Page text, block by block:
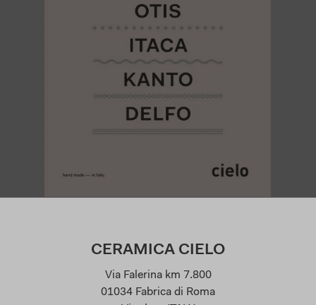
CERAMICA CIELO
Via Falerina km 7.800
01034 Fabrica di Roma